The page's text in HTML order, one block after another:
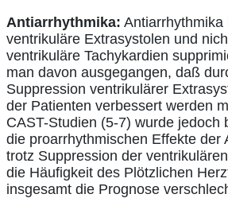
Antiarrhythmika: Antiarrhythmika
ventrikuläre Extrasystolen und
ventrikuläre Tachykardien
man davon ausgegangen, daß
Suppression ventrikulärer
der Patienten verbessert werden
CAST-Studien (5-7) wurde jedoch
die proarrhythmischen Effekte der
trotz Suppression der
die Häufigkeit des Plötzlichen
insgesamt die Prognose